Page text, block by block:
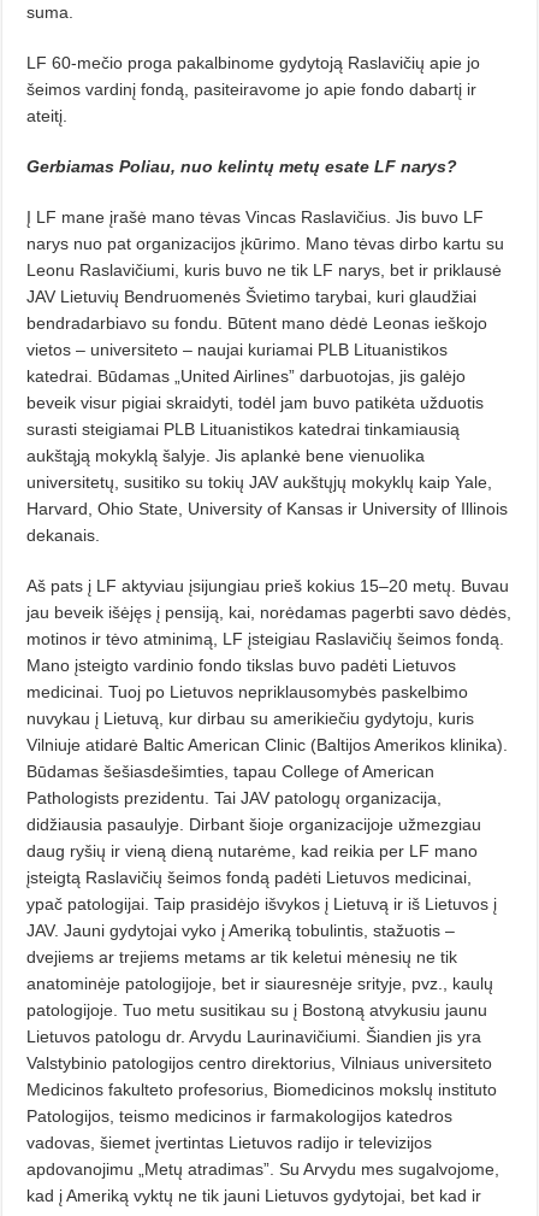
suma.
LF 60-mečio proga pakalbinome gydytoją Raslavičių apie jo
šeimos vardinį fondą, pasiteiravome jo apie fondo dabartį ir
ateitį.
Gerbiamas Poliau, nuo kelintų metų esate LF narys?
Į LF mane įrašė mano tėvas Vin­cas Raslavičius. Jis buvo LF
narys nuo pat organizacijos įkūrimo. Mano tėvas dirbo kartu su
Leonu Raslavi­čiumi, kuris buvo ne tik LF narys, bet ir priklausė
JAV Lietuvių Bendruo­menės Švietimo tarybai, kuri glau­džiai
bendradarbiavo su fondu. Bū­tent mano dėdė Leonas ieškojo
vietos – universiteto – naujai kuriamai PLB Lituanistikos
katedrai. Būdamas „Uni­ted Airlines” darbuotojas, jis galėjo
beveik visur pigiai skraidyti, todėl jam buvo patikėta užduotis
su­rasti steigiamai PLB Lituanistikos katedrai tinkamiausią
aukštąją mo­kyklą šalyje. Jis aplankė bene vienuolika
universitetų, susitiko su tokių JAV aukštųjų mokyklų kaip Yale,
Har­vard, Ohio State, University of Kan­sas ir University of Illinois
de­kanais.
Aš pats į LF aktyviau įsijungiau prieš kokius 15–20 metų. Buvau
jau beveik išėjęs į pensiją, kai, norėda­mas pagerbti savo dėdės,
motinos ir tėvo atminimą, LF įsteigiau Rasla­vi­čių šeimos fondą.
Mano įsteigto vardinio fondo tikslas buvo padėti Lie­tuvos
medicinai. Tuoj po Lietuvos ne­priklausomybės paskelbimo
nuvy­kau į Lietuvą, kur dirbau su ameri­kiečiu gydytoju, kuris
Vilniuje atida­rė Baltic American Clinic (Baltijos Amerikos klinika).
Būdamas šešiasdešimties, tapau College of American
Pathologists prezidentu. Tai JAV pa­tologų organizacija,
didžiausia pa­sau­lyje. Dirbant šioje organizacijoje užmezgiau
daug ryšių ir vieną dieną nutarėme, kad reikia per LF mano
įsteigtą Raslavičių šeimos fondą pa­dėti Lietuvos medicinai,
ypač pato­lo­gijai. Taip prasidėjo išvykos į Lietuvą ir iš Lietuvos į
JAV. Jauni gydytojai vyko į Ameriką tobulintis, stažuotis –
dvejiems ar trejiems metams ar tik keletui mėnesių ne tik
anatominėje pa­tologijoje, bet ir siauresnėje srityje, pvz., kaulų
patologijoje. Tuo metu susitikau su į Bostoną atvykusiu jau­nu
Lietuvos patologu dr. Arvydu Lau­rinavičiumi. Šiandien jis yra
Valsty­binio patologijos centro direktorius, Vilniaus universiteto
Medicinos fa­kul­teto profesorius, Biomedicinos mokslų instituto
Patologijos, teismo medicinos ir farmakologijos katedros
vadovas, šiemet įvertintas Lietuvos radijo ir televizijos
apdovanojimu „Metų atradimas”. Su Arvydu mes sugalvojome,
kad į Ameriką vyktų ne tik jauni Lietuvos gydytojai, bet kad ir